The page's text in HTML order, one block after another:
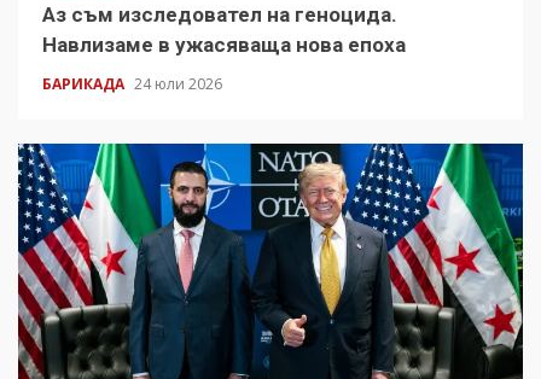
Аз съм изследовател на геноцида.
Навлизаме в ужасяваща нова епоха
БАРИКАДА 24 юли 2026